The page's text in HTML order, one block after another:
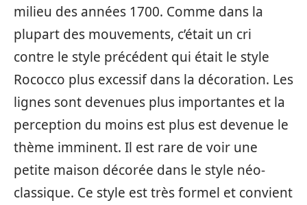
milieu des années 1700. Comme dans la
plupart des mouvements, c’était un cri
contre le style précédent qui était le style
Rococco plus excessif dans la décoration. Les
lignes sont devenues plus importantes et la
perception du moins est plus est devenue le
thème imminent. Il est rare de voir une
petite maison décorée dans le style néo-
classique. Ce style est très formel et convient